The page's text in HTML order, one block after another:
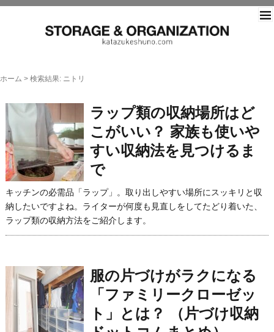
ホーム > 検索結果: ニトリ
ラップ類の収納場所はど
こがいい？ 家族も使いや
すい収納法を見つけるま
で
キッチンの必需品「ラップ」。取り出しやすい場所にスッキリと収
納したいですよね。ライターが何度も見直しをしてたどり着いた、
ラップ類の収納方法をご紹介します。
服の片づけがラクになる
「ファミリークローゼッ
ト」とは？ （片づけ収納